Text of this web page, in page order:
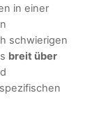
in einer
schwierigen
breit über